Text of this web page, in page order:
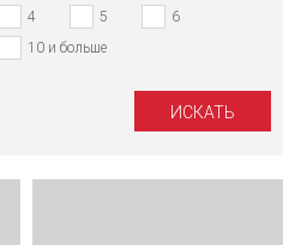
4 5
6
10 и больше